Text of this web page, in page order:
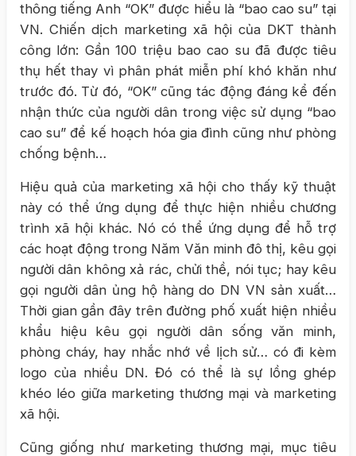
thông tiếng Anh “OK” được hiểu là “bao cao su” tại
VN. Chiến dịch marketing xã hội của DKT thành
công lớn: Gần 100 triệu bao cao su đã được tiêu
thụ hết thay vì phân phát miễn phí khó khăn như
trước đó. Từ đó, “OK” cũng tác động đáng kể đến
nhận thức của người dân trong việc sử dụng “bao
cao su” để kế hoạch hóa gia đình cũng như phòng
chống bệnh…
Hiệu quả của marketing xã hội cho thấy kỹ thuật
này có thể ứng dụng để thực hiện nhiều chương
trình xã hội khác. Nó có thể ứng dụng để hỗ trợ
các hoạt động trong Năm Văn minh đô thị, kêu gọi
người dân không xả rác, chửi thề, nói tục; hay kêu
gọi người dân ủng hộ hàng do DN VN sản xuất…
Thời gian gần đây trên đường phố xuất hiện nhiều
khẩu hiệu kêu gọi người dân sống văn minh,
phòng cháy, hay nhắc nhớ về lịch sử… có đi kèm
logo của nhiều DN. Đó có thể là sự lồng ghép
khéo léo giữa marketing thương mại và marketing
xã hội.
Cũng giống như marketing thương mại, mục tiêu